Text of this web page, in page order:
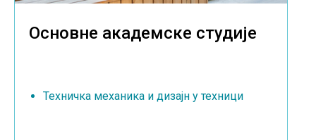
Основне академске студије
Техничка механика и дизајн у техници